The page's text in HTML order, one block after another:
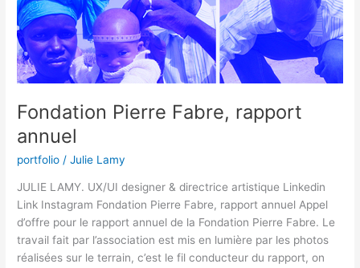
Fondation Pierre Fabre, rapport
annuel
portfolio /Julie Lamy
JULIE LAMY. UX/UI designer & directrice artistique Linkedin
Link Instagram Fondation Pierre Fabre, rapport annuel​ Appel
d’offre pour le rapport annuel de la Fondation Pierre Fabre. Le
travail fait par l’association est mis en lumière par les photos
réalisées sur le terrain, c’est le fil conducteur du rapport, on